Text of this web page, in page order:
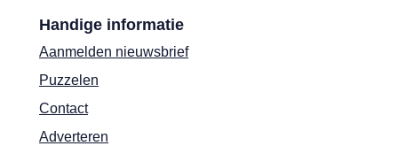
Handige informatie
Aanmelden nieuwsbrief
Puzzelen
Contact
Adverteren